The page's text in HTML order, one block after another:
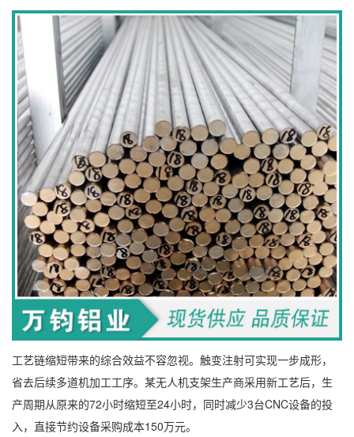
工艺链缩短带来的综合效益不容忽视。触变注射可实现一步成形，
省去后续多道机加工工序。某无人机支架生产商采用新工艺后，生
产周期从原来的72小时缩短至24小时，同时减少3台CNC设备的投
入，直接节约设备采购成本150万元。